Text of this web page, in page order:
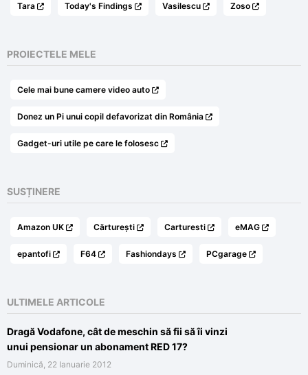
Tara Today's Findings Vasilescu Zoso
PROIECTELE MELE
Cele mai bune camere video auto
Donez un Pi unui copil defavorizat din România
Gadget-uri utile pe care le folosesc
SUSȚINERE
Amazon UK Cărturești Carturesti eMAG
epantofi F64 Fashiondays PCgarage
ULTIMELE ARTICOLE
Dragă Vodafone, cât de meschin să fii să îi vinzi
unui pensionar un abonament RED 17?
Duminică, 22 Ianuarie 2012